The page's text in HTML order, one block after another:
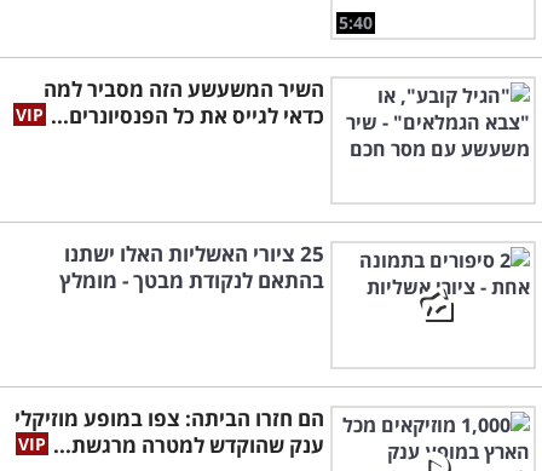
5:40
השיר המשעשע הזה מסביר למה
כדאי לגייס את כל הפנסיונרים...
25 ציורי האשליות האלו ישתנו
בהתאם לנקודת מבטך - מומלץ
הם חזרו הביתה: צפו במופע מוזיקלי
ענק שהוקדש למטרה מרגשת...